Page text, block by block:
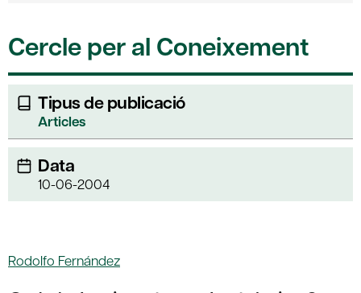
Cercle per al Coneixement
Tipus de publicació
Articles
Data
10-06-2004
Rodolfo Fernández